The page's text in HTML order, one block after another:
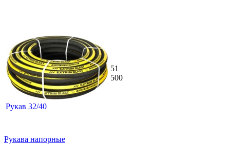
Рукав 32/40
51
500
Рукава напорные